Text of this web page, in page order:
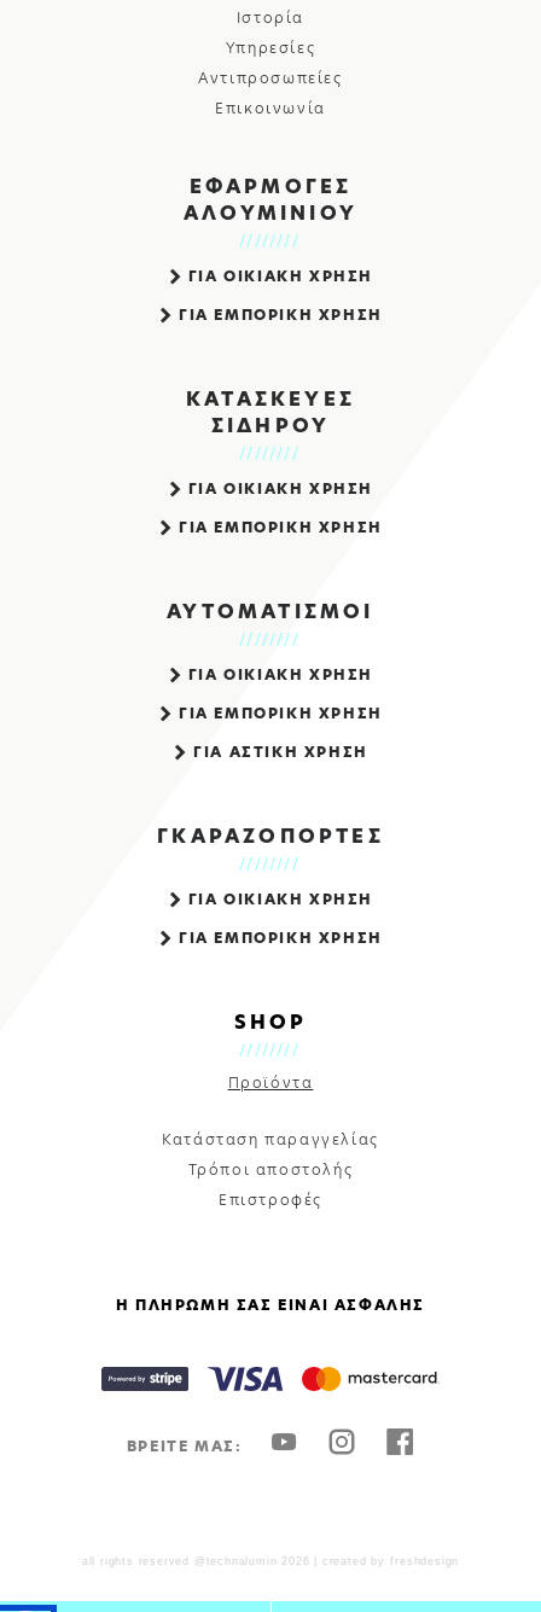
Ιστορία
Υπηρεσίες
Αντιπροσωπείες
Επικοινωνία
ΕΦΑΡΜΟΓΕΣ
ΑΛΟΥΜΙΝΙΟΥ
ΓΙΑ ΟΙΚΙΑΚΗ ΧΡΗΣΗ
ΓΙΑ ΕΜΠΟΡΙΚΗ ΧΡΗΣΗ
ΚΑΤΑΣΚΕΥΕΣ
ΣΙΔΗΡΟΥ
ΓΙΑ ΟΙΚΙΑΚΗ ΧΡΗΣΗ
ΓΙΑ ΕΜΠΟΡΙΚΗ ΧΡΗΣΗ
ΑΥΤΟΜΑΤΙΣΜΟΙ
ΓΙΑ ΟΙΚΙΑΚΗ ΧΡΗΣΗ
ΓΙΑ ΕΜΠΟΡΙΚΗ ΧΡΗΣΗ
ΓΙΑ ΑΣΤΙΚΗ ΧΡΗΣΗ
ΓΚΑΡΑΖΟΠΟΡΤΕΣ
ΓΙΑ ΟΙΚΙΑΚΗ ΧΡΗΣΗ
ΓΙΑ ΕΜΠΟΡΙΚΗ ΧΡΗΣΗ
SHOP
Προϊόντα
Κατάσταση παραγγελίας
Τρόποι αποστολής
Επιστροφές
Η ΠΛΗΡΩΜΗ ΣΑΣ ΕΙΝΑΙ ΑΣΦΑΛΗΣ
ΒΡΕΙΤΕ ΜΑΣ:
all rights reserved @technalumin 2026 | created by freshdesign